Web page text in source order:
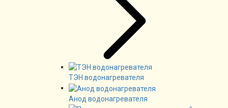
ТЭН водонагревателя
Анод водонагревателя